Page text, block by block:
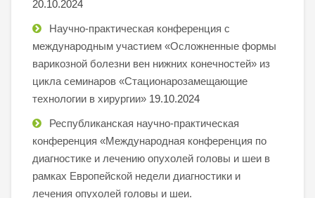
20.10.2024
Научно-практическая конференция с
международным участием «Осложненные формы
варикозной болезни вен нижних конечностей» из
цикла семинаров «Стационарозамещающие
технологии в хирургии» 19.10.2024
Республиканская научно-практическая
конференция «Международная конференция по
диагностике и лечению опухолей головы и шеи в
рамках Европейской недели диагностики и
лечения опухолей головы и шеи.